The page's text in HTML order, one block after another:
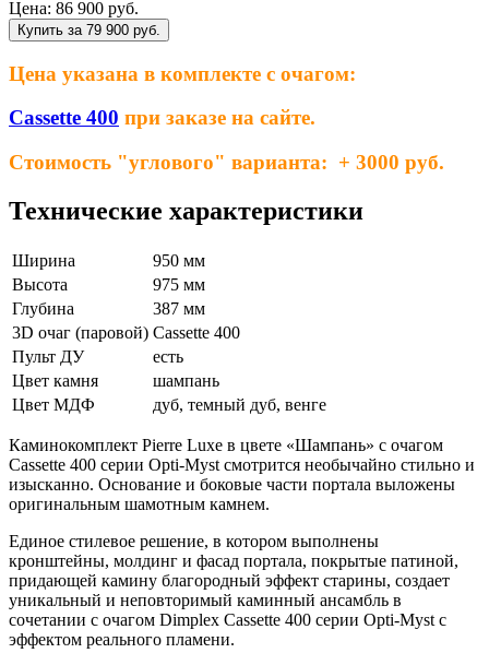
Цена: 86 900 руб.
Купить за 79 900 руб.
Цена указана в комплекте с очагом:
Cassette 400 при заказе на сайте.
Стоимость "углового" варианта: + 3000 руб.
Технические характеристики
Ширина
950 мм
Высота
975 мм
Глубина
387 мм
3D очаг (паровой) Cassette 400
Пульт ДУ
есть
Цвет камня
шампань
Цвет МДФ
дуб, темный дуб, венге
Каминокомплект Pierre Luxe в цвете «Шампань» с очагом
Cassette 400 серии Opti-Myst смотрится необычайно стильно и
изысканно. Основание и боковые части портала выложены
оригинальным шамотным камнем.
Единое стилевое решение, в котором выполнены
кронштейны, молдинг и фасад портала, покрытые патиной,
придающей камину благородный эффект старины, создает
уникальный и неповторимый каминный ансамбль в
сочетании с очагом Dimplex Cassette 400 серии Opti-Myst с
эффектом реального пламени.